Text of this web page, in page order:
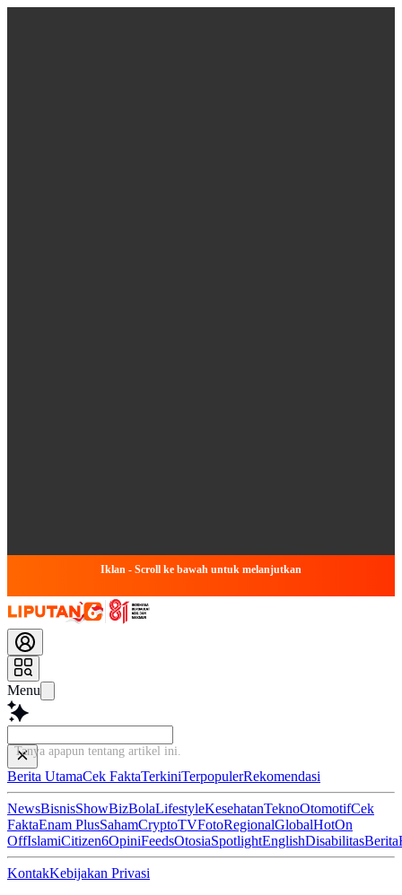
Iklan - Scroll ke bawah untuk melanjutkan
Menu
Tanya apapun tentang artikel ini.
Berita UtamaCek FaktaTerkiniTerpopulerRekomendasi
NewsBisnisShowBizBolaLifestyleKesehatanTeknoOtomotifCek
FaktaEnam PlusSahamCryptoTVFotoRegionalGlobalHotOn
OffIslamiCitizen6OpiniFeedsOtosiaSpotlightEnglishDisabilitasBerita
KontakKebijakan Privasi